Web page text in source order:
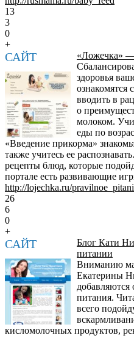
13
3
0
+
САЙТ
«Ложечка» —
здоровья
ознакомятся
вводить в
о
молоком.
еды по
«Введение прикорма»
также учитесь ее
рецепты блюд, которые
портале есть развивающие
http://lojechka.ru/
26
6
0
+
САЙТ
Блог Кати
питании
Вниманию
Екатерины
добавляются
питания.
всего
кисломолочных продуктов,